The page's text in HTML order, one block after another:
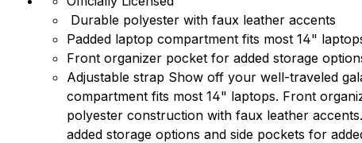
Durable polyester with faux leather accents
Padded laptop compartment fits most 14"
Front organizer pocket for added storage
Adjustable strap Show off your well-traveled
compartment fits most 14" laptops. Front
polyester construction with faux leather
added storage options and side pockets for